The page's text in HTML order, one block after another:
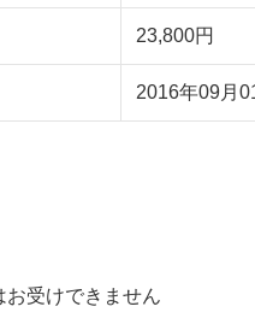
23,800円
2016年09月
受けできません